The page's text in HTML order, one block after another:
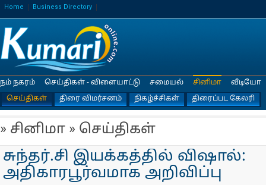
Home Business Directory
நம் நகரம் செய்திகள் - விளையாட்டு சமையல்
சினிமா
செய்திகள்
திரை விமர்சனம் நிகழ்ச்சிகள் திரைப்பட கேலரி
வீடியோ
» சினிமா » செய்திகள்
சுந்தர்.சி இயக்கத்தில் விஷால்:
அதிகாரபூர்வமாக அறிவிப்பு